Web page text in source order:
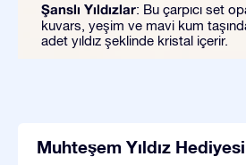
Şanslı Yıldızlar: Bu çarpıcı set
kuvars, yeşim ve mavi kum
adet yıldız şeklinde kristal içerir.
Muhteşem Yıldız